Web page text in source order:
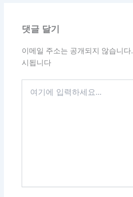
댓글 달기
이메일 주소는 공개되지 않습니다.
시됩니다